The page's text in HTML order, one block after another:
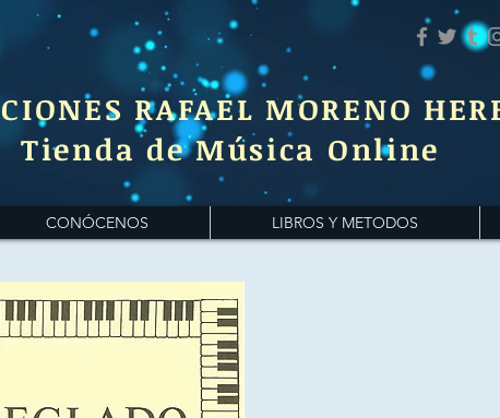
RAFAEL MORENO
Tienda de Música Online
CONÓCENOS LIBROS Y METODOS